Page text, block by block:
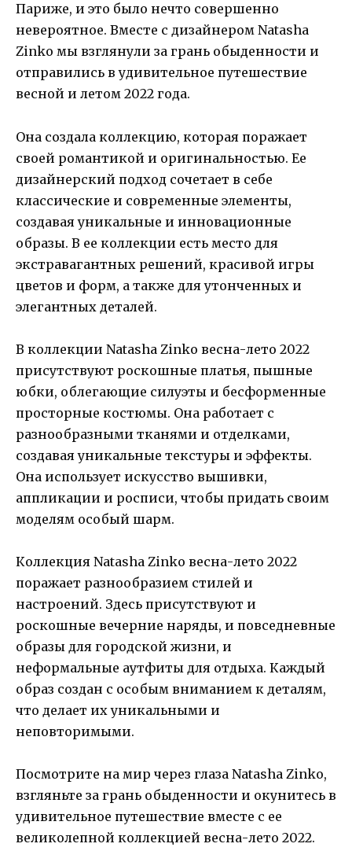
Париже, и это было нечто совершенно
невероятное. Вместе с дизайнером Natasha
Zinko мы взглянули за грань обыденности и
отправились в удивительное путешествие
весной и летом 2022 года.
Она создала коллекцию, которая поражает
своей романтикой и оригинальностью. Ее
дизайнерский подход сочетает в себе
классические и современные элементы,
создавая уникальные и инновационные
образы. В ее коллекции есть место для
экстравагантных решений, красивой игры
цветов и форм, а также для утонченных и
элегантных деталей.
В коллекции Natasha Zinko весна-лето 2022
присутствуют роскошные платья, пышные
юбки, облегающие силуэты и бесформенные
просторные костюмы. Она работает с
разнообразными тканями и отделками,
создавая уникальные текстуры и эффекты.
Она использует искусство вышивки,
аппликации и росписи, чтобы придать своим
моделям особый шарм.
Коллекция Natasha Zinko весна-лето 2022
поражает разнообразием стилей и
настроений. Здесь присутствуют и
роскошные вечерние наряды, и повседневные
образы для городской жизни, и
неформальные аутфиты для отдыха. Каждый
образ создан с особым вниманием к деталям,
что делает их уникальными и
неповторимыми.
Посмотрите на мир через глаза Natasha Zinko,
взгляньте за грань обыденности и окунитесь в
удивительное путешествие вместе с ее
великолепной коллекцией весна-лето 2022.